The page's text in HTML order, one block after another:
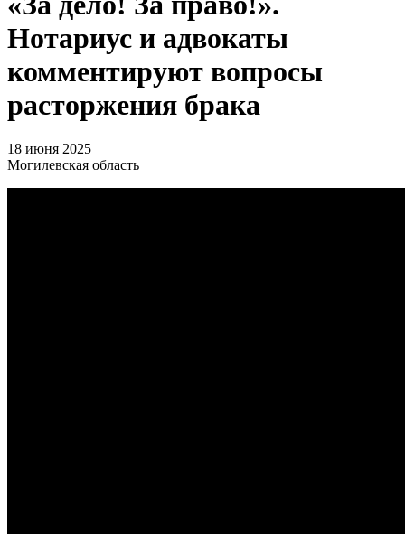
Нотариус и адвокаты
комментируют вопросы
расторжения брака
18 июня 2025
Могилевская область